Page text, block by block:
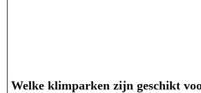
Welke klimparken zijn geschikt